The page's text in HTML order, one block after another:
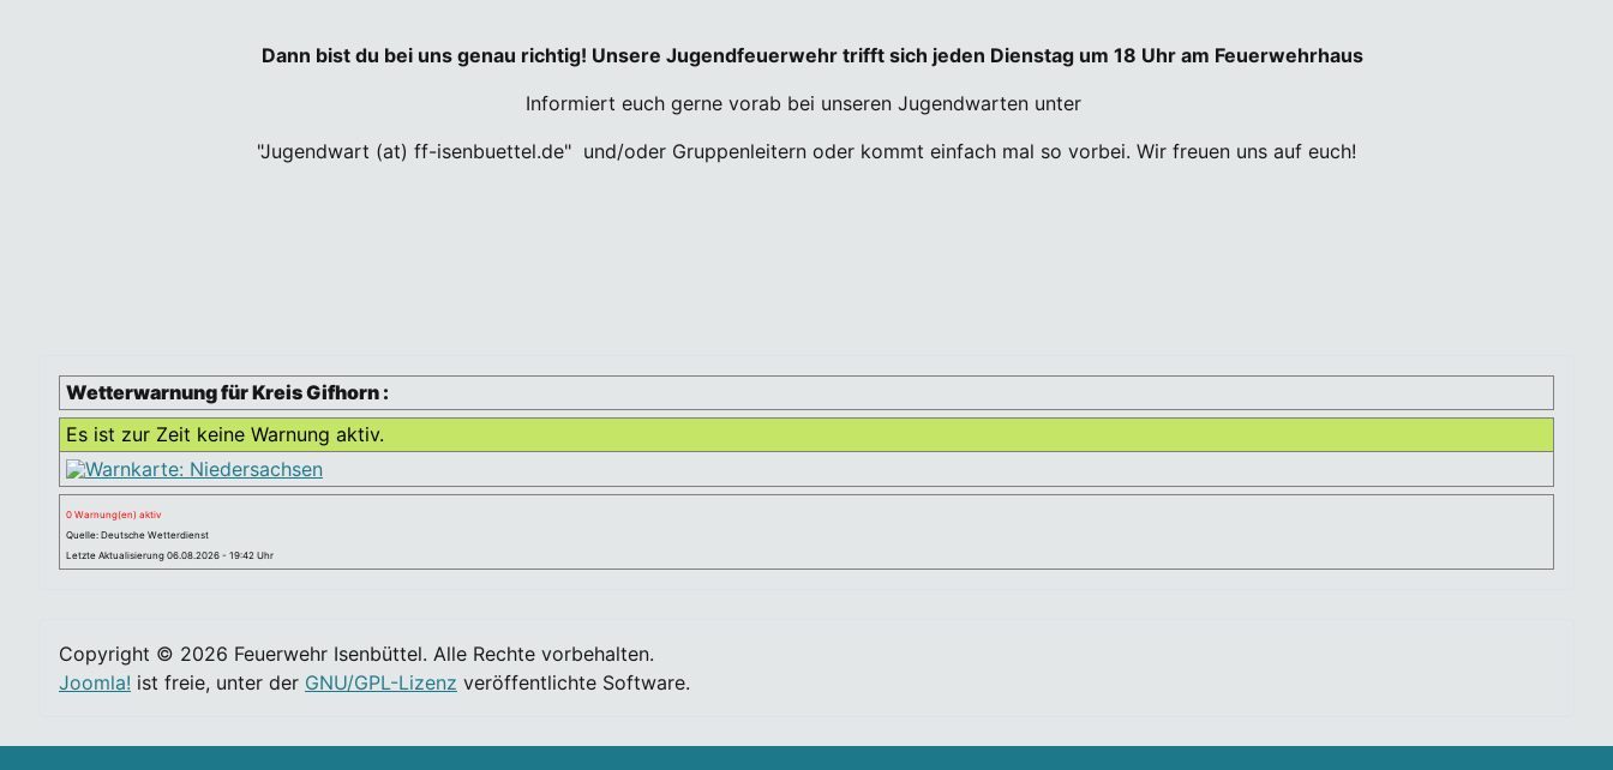
Dann bist du bei uns genau richtig! Unsere Jugendfeuerwehr trifft sich jeden Dienstag um 18 Uhr am Feuerwehrhaus
Informiert euch gerne vorab bei unseren Jugendwarten unter
"Jugendwart (at) ff-isenbuettel.de" und/oder Gruppenleitern oder kommt einfach mal so vorbei. Wir freuen uns auf euch!
Wetterwarnung für Kreis Gifhorn :
Es ist zur Zeit keine Warnung aktiv.
0 Warnung(en) aktiv
Quelle: Deutsche Wetterdienst
Letzte Aktualisierung 06.08.2026 - 19:42 Uhr
Copyright © 2026 Feuerwehr Isenbüttel. Alle Rechte vorbehalten.
Joomla! ist freie, unter der GNU/GPL-Lizenz veröffentlichte Software.